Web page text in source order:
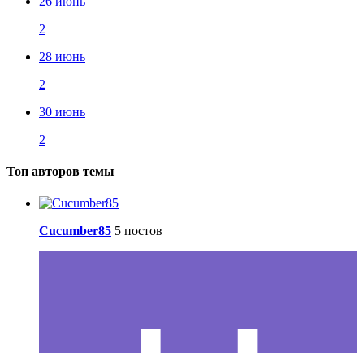
2
28 июнь
2
30 июнь
2
Топ авторов темы
Cucumber85 5 постов